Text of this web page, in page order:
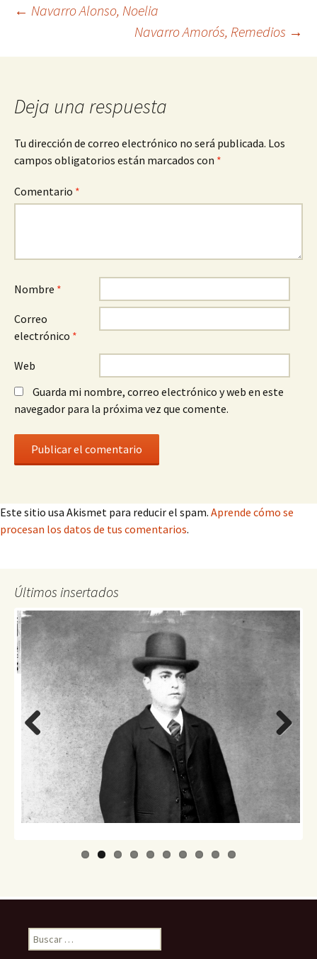
Navegación
de
entradas
← Navarro Alonso, Noelia
Navarro Amorós, Remedios →
Deja una respuesta
Tu dirección de correo electrónico no será publicada. Los
campos obligatorios están marcados con *
Comentario *
Nombre *
Correo
electrónico *
Web
Guarda mi nombre, correo electrónico y web en este
navegador para la próxima vez que comente.
Este sitio usa Akismet para reducir el spam. Aprende cómo se
procesan los datos de tus comentarios.
Últimos insertados
Previo
us
Buscar: